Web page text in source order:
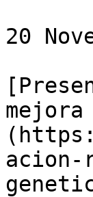
20
acion-